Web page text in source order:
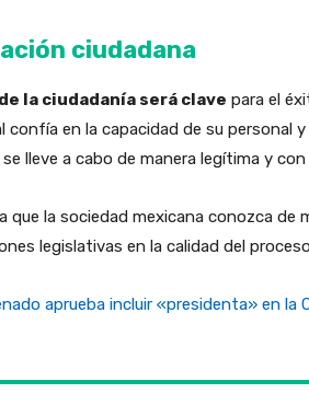
ciudadana
la ciudadanía será clave para el
en la capacidad de su personal
lleve a cabo de manera legítima y
que la sociedad mexicana conozca
legislativas en la calidad del
aprueba incluir «presidenta» en la